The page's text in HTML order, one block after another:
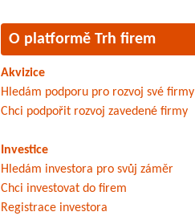
O platformě Trh firem
Akvizice
Hledám podporu pro rozvoj své firmy
Chci podpořit rozvoj zavedené firmy
Investice
Hledám investora pro svůj záměr
Chci investovat do firem
Registrace investora